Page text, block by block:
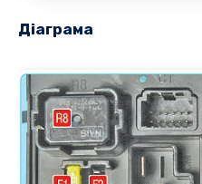
Діаграма